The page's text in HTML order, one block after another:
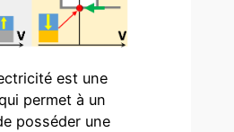
est une
permet à un
posséder une